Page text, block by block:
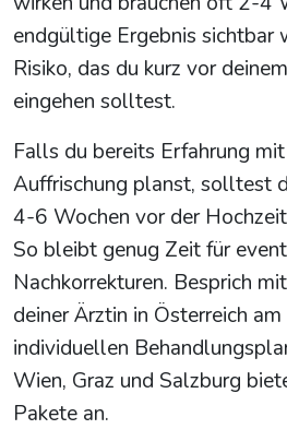
endgültige Ergebnis sichtbar
Risiko, das du kurz vor
eingehen solltest.
Falls du bereits Erfahrung
Auffrischung planst, solltest
4-6 Wochen vor der
So bleibt genug Zeit für
Nachkorrekturen. Besprich
deiner Ärztin in Österreich
individuellen
Wien, Graz und Salzburg
Pakete an.